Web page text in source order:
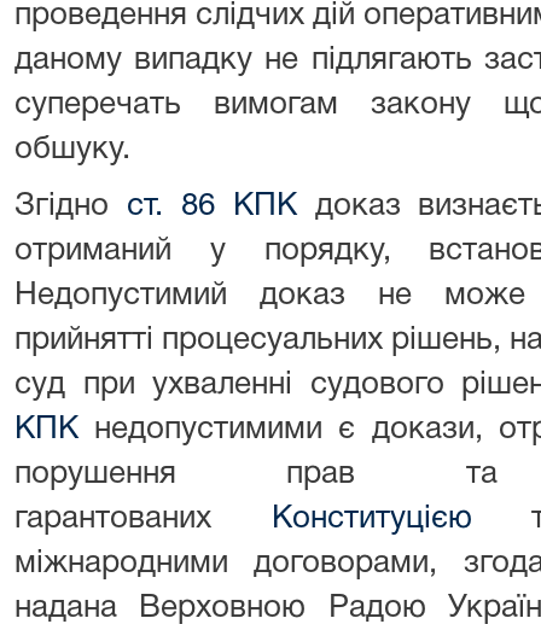
проведення слідчих дій
даному випадку не підлягають
суперечать вимогам закону
обшуку.
Згідно ст. 86 КПКдоказ
отриманий у порядку,
Недопустимий доказ не може
прийнятті процесуальних рішень,
суд при ухваленні судового
КПКнедопустимими є докази,
порушення прав та
гарантованих
Конституцією
міжнародними договорами,
надана Верховною Радою